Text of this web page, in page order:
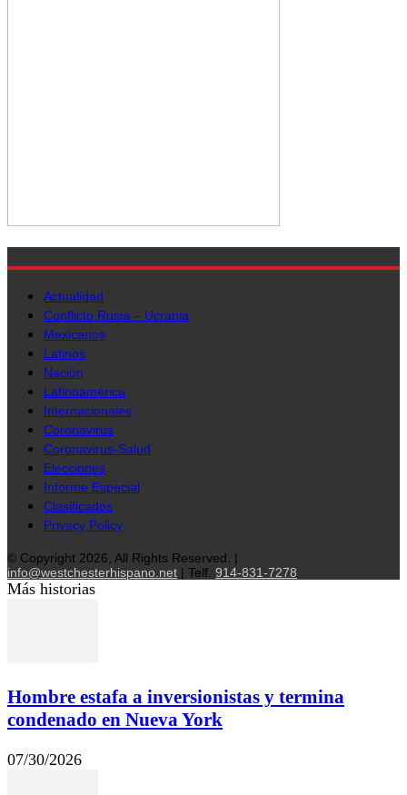
Actualidad
Conflicto Rusia – Ucrania
Mexicanos
Latinos
Nación
Latinoamérica
Internacionales
Coronavirus
Coronavirus-Salud
Elecciones
Informe Especial
Clasificados
Privacy Policy
© Copyright 2026, All Rights Reserved. |
info@westchesterhispano.net | Telf. 914-831-7278
Más historias
Hombre estafa a inversionistas y termina
condenado en Nueva York
07/30/2026